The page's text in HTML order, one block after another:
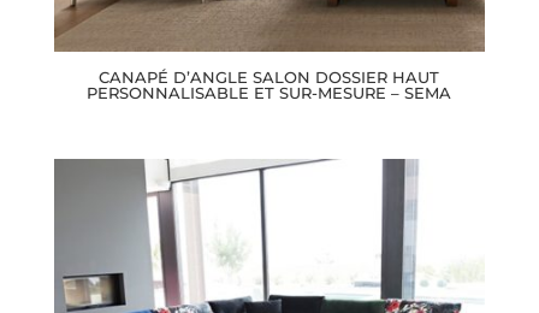
CANAPÉ D’ANGLE SALON DOSSIER HAUT
PERSONNALISABLE ET SUR-MESURE – SEMA